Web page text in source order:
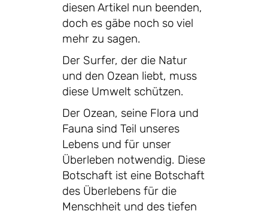
diesen Artikel nun beenden,
doch es gäbe noch so viel
mehr zu sagen.
Der Surfer, der die Natur
und den Ozean liebt, muss
diese Umwelt schützen.
Der Ozean, seine Flora und
Fauna sind Teil unseres
Lebens und für unser
Überleben notwendig. Diese
Botschaft ist eine Botschaft
des Überlebens für die
Menschheit und des tiefen